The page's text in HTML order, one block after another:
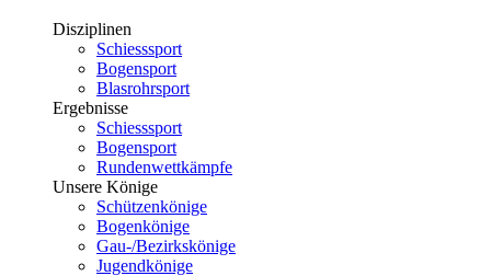
Disziplinen
Schiesssport
Bogensport
Blasrohrsport
Ergebnisse
Schiesssport
Bogensport
Rundenwettkämpfe
Unsere Könige
Schützenkönige
Bogenkönige
Gau-/Bezirkskönige
Jugendkönige